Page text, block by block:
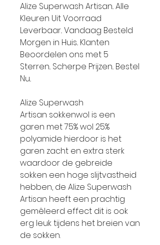
Alize Superwash Artisan.. Alle
Kleuren Uit Voorraad
Leverbaar.. Vandaag Besteld
Morgen in Huis.. Klanten
Beoordelen ons met 5
Sterren.. Scherpe Prijzen.. Bestel
Nu..
Alize Superwash
Artisan sokkenwol is een
garen met 75% wol 25%
polyamide hierdoor is het
garen zacht en extra sterk
waardoor de gebreide
sokken een hoge slijtvastheid
hebben, de Alize Superwash
Artisan heeft een prachtig
gemêleerd effect dit is ook
erg leuk tijdens het breien van
de sokken.